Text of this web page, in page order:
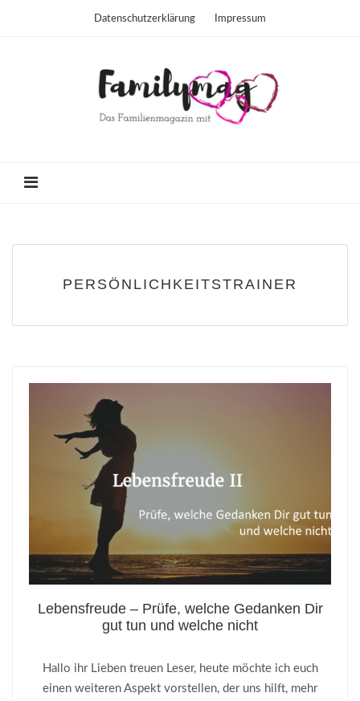
Datenschutzerklärung Impressum
PERSÖNLICHKEITSTRAINER
Lebensfreude – Prüfe, welche Gedanken Dir
gut tun und welche nicht
Hallo ihr Lieben treuen Leser, heute möchte ich euch
einen weiteren Aspekt vorstellen, der uns hilft, mehr